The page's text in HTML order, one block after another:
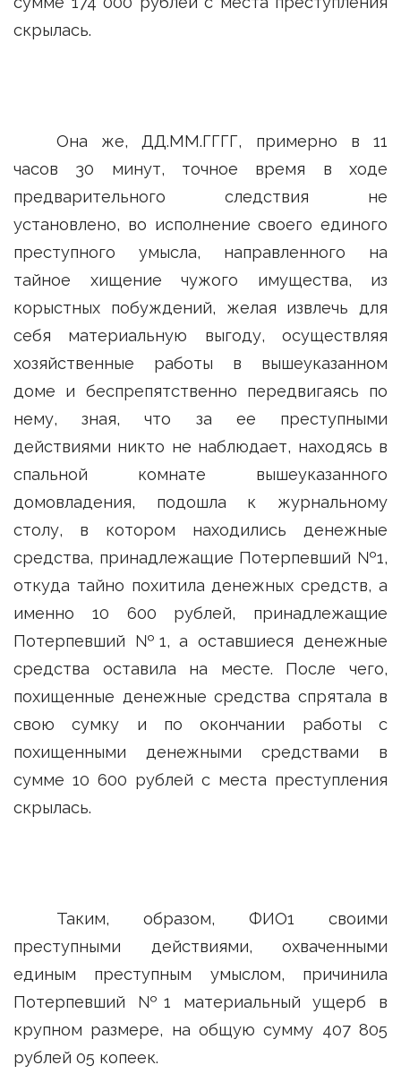
скрылась.
Она же, ДД.ММ.ГГГГ, примерно в 11
часов 30 минут, точное время в ходе
предварительного следствия не
установлено, во исполнение своего единого
преступного умысла, направленного на
тайное хищение чужого имущества, из
корыстных побуждений, желая извлечь для
себя материальную выгоду, осуществляя
хозяйственные работы в вышеуказанном
доме и беспрепятственно передвигаясь по
нему, зная, что за ее преступными
действиями никто не наблюдает, находясь в
спальной комнате вышеуказанного
домовладения, подошла к журнальному
столу, в котором находились денежные
средства, принадлежащие Потерпевший №1,
откуда тайно похитила денежных средств, а
именно 10 600 рублей, принадлежащие
Потерпевший №1, а оставшиеся денежные
средства оставила на месте. После чего,
похищенные денежные средства спрятала в
свою сумку и по окончании работы с
похищенными денежными средствами в
сумме 10 600 рублей с места преступления
скрылась.
Таким, образом, ФИО1 своими
преступными действиями, охваченными
единым преступным умыслом, причинила
Потерпевший №1 материальный ущерб в
крупном размере, на общую сумму 407 805
рублей 05 копеек.